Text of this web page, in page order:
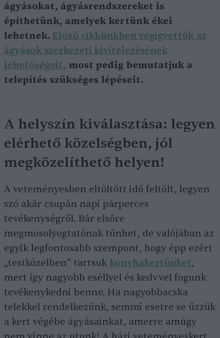
ágyásokat, ágyásrendszereket is
építhetünk, amelyek kertünk ékei
lehetnek. Előző cikkünkben végigvettük az
ágyások szerkezeti kivitelezésének
lehetőségeit, most pedig bemutatjuk a
telepítés szükséges lépéseit.
A helyszín kiválasztása: legyen
elérhető közelségben, jól
megközelíthető helyen!
A veteményesben eltöltött idő feltölt, legyen
szó akár csupán napi párperces
tevékenységről. Bár elsőre
megmosolyogtatónak tűnhet, de valójában az
egyik legfontosabb szempont, hogy épp ezért
„testközelben” tartsuk konyhakertünket,
mert így nagyobb eséllyel és kedvvel fogunk
tevékenykedni benne. Ha nagyobbacska
telekkel rendelkezünk, semmi esetre se űzzük
a kert végébe ágyásainkat, amerre amúgy